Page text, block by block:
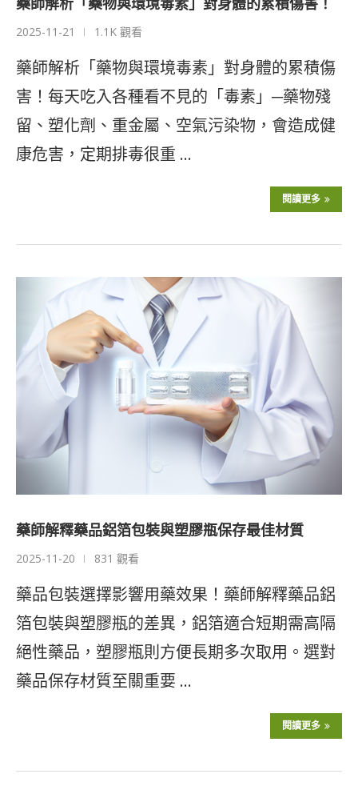
2025-11-21 1.1K 觀看
藥師解析「藥物與環境毒素」對身體的累積傷
害！每天吃入各種看不見的「毒素」─藥物殘
留、塑化劑、重金屬、空氣污染物，會造成健
康危害，定期排毒很重 …
閱讀更多
藥師解釋藥品鋁箔包裝與塑膠瓶保存最佳材質
2025-11-20 831 觀看
藥品包裝選擇影響用藥效果！藥師解釋藥品鋁
箔包裝與塑膠瓶的差異，鋁箔適合短期需高隔
絕性藥品，塑膠瓶則方便長期多次取用。選對
藥品保存材質至關重要 …
閱讀更多